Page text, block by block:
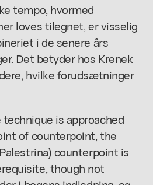
tempo, hvormed
loves tilegnet, er visselig
i de senere års
Det betyder hos Krenek
hvilke forudsætninger
is approached
of counterpoint, the
counterpoint is
though not